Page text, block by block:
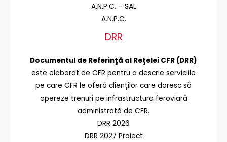
A.N.P.C. – SAL
A.N.P.C.
DRR
Documentul de Referinţă al Reţelei CFR (DRR)
este elaborat de CFR pentru a descrie serviciile
pe care CFR le oferă clienţilor care doresc să
opereze trenuri pe infrastructura feroviară
administrată de CFR.
DRR 2026
DRR 2027 Proiect